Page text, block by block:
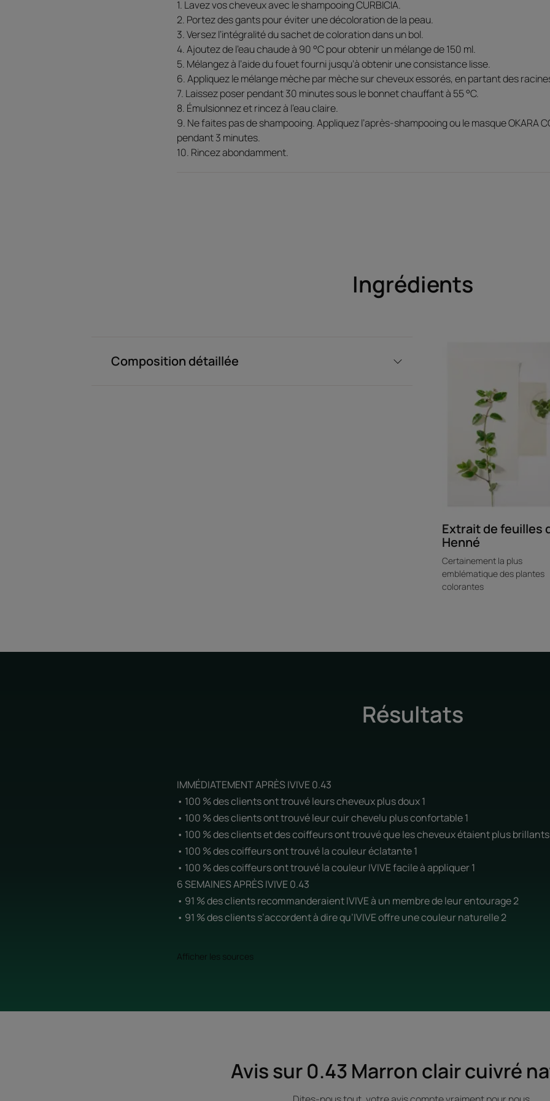
Aucun parfum ajouté, parfum végétal frais
1. Lavez vos cheveux avec le shampooing CURBICIA.
2. Portez des gants pour éviter une décoloration de la peau.
3. Versez l’intégralité du sachet de coloration dans un bol.
4. Ajoutez de l’eau chaude à 90 °C pour obtenir un mélange de 150 ml.
5. Mélangez à l’aide du fouet fourni jusqu’à obtenir une consistance lisse.
6. Appliquez le mélange mèche par mèche sur cheveux essorés, en partant des
7. Laissez poser pendant 30 minutes sous le bonnet chauffant à 55 °C.
8. Émulsionnez et rincez à l’eau claire.
9. Ne faites pas de shampooing. Appliquez l’après-shampooing ou le masque OKARA
pendant 3 minutes.
10. Rincez abondamment.
Ingrédients
Composition détaillée
Extrait de feuilles
Henné
Certainement la plus
emblématique des plantes
colorantes
Résultats
IMMÉDIATEMENT APRÈS IVIVE 0.43
• 100 % des clients ont trouvé leurs cheveux plus doux 1
• 100 % des clients ont trouvé leur cuir chevelu plus confortable 1
• 100 % des clients et des coiffeurs ont trouvé que les cheveux étaient plus brillants
• 100 % des coiffeurs ont trouvé la couleur éclatante 1
• 100 % des coiffeurs ont trouvé la couleur IVIVE facile à appliquer 1
6 SEMAINES APRÈS IVIVE 0.43
• 91 % des clients recommanderaient IVIVE à un membre de leur entourage 2
• 91 % des clients s’accordent à dire qu’IVIVE offre une couleur naturelle 2
Afficher les sources
Avis sur 0.43 Marron clair cuivré